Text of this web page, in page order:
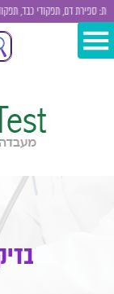
דם, תפקודי כבד, תפקודי